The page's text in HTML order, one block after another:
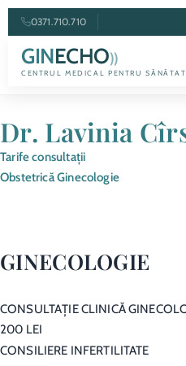
0371.710.710
GINECHO))
CENTRUL MEDICAL PENTRU
Dr. Lavinia
Tarife consultații
Obstetrică Ginecologie
GINECOLOGIE
CONSULTAŢIE CLINICĂ
200 LEI
CONSILIERE INFERTILITATE